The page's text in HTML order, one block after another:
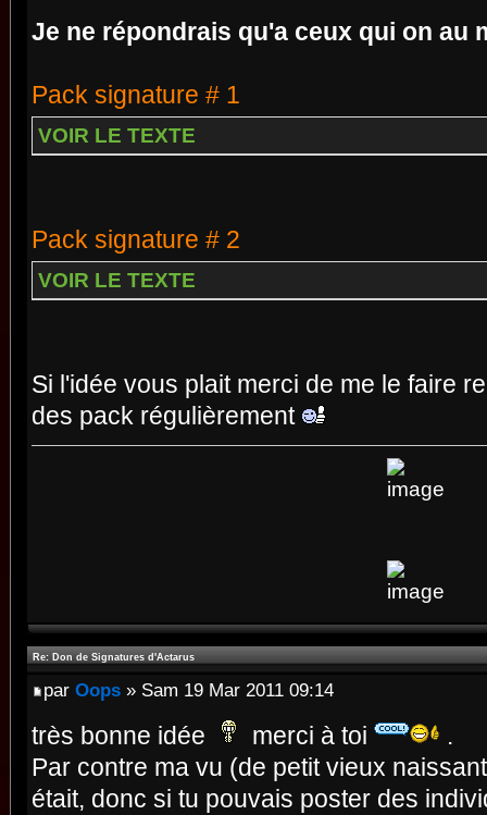
Je ne répondrais qu'a ceux qui on au
Pack signature # 1
VOIR LE TEXTE
Pack signature # 2
VOIR LE TEXTE
Si l'idée vous plait merci de me le faire
des pack régulièrement
Re: Don de Signatures d'Actarus
par Oops » Sam 19 Mar 2011 09:14
très bonne idée merci à toi
.
Par contre ma vu (de petit vieux
était, donc si tu pouvais poster des